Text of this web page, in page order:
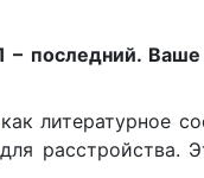
последний. Ваше
литературное
расстройства.